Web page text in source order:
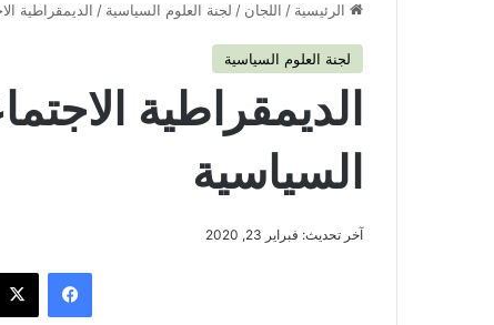
الرئيسية / اللجان / لجنة العلوم السياسية / الديمقراطية
لجنة العلوم السياسية
الديمقراطية
السياسية
آخر تحديث: فبراير 23, 2020
فيسبوك